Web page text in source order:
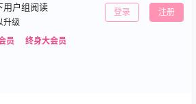
用户组阅读
升级
员 终身大会员
登录 注册